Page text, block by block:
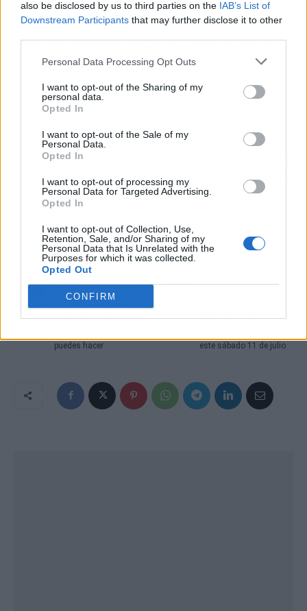
also be disclosed by us to third parties on the IAB’s List of
Downstream Participants that may further disclose it to other
Personal Data Processing Opt Outs
I want to opt-out of the Sharing of my
personal data.
Opted In
I want to opt-out of the Sale of my
Personal Data.
Opted In
I want to opt-out of processing my
Personal Data for Targeted Advertising.
Opted In
I want to opt-out of Collection, Use,
Retention, Sale, and/or Sharing of my
Personal Data that Is Unrelated with the
Purposes for which it was collected.
Opted Out
CONFIRM
madrugues o preguntes a qué hora reponen los
lineales en tu Lidl de confianza. Por 27,99
euros, el ventilador de torre Tronic es uno de
esos chollos de verano que merece la pena
🛒 Directo al grano
Precio: 27,99 €. Fecha de la promo: disponible
en tiendas físicas a partir del viernes 10 de julio
de 2026. Sección donde encontrarlo: pasillo de
electrodomésticos y pequeño hogar,
habitualmente junto a la zona de bricolaje y
temporada.
Artículo anterior
Restricciones de agua
en Baiona por el bajo
caudal del embalse de
puedes hacer
El castillo de fuegos
gratis con música
este sábado 11 de julio